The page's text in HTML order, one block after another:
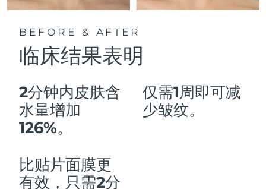
BEFORE & AFTER
临床结果表明
2分钟内皮肤含
水量增加
126%。
仅需1周即可减
少皱纹。
比贴片面膜更
有效，只需2分
关于我们
卢森堡 预计送达日期8/9/26
中国澳门特别行政区
马来西亚
马耳他